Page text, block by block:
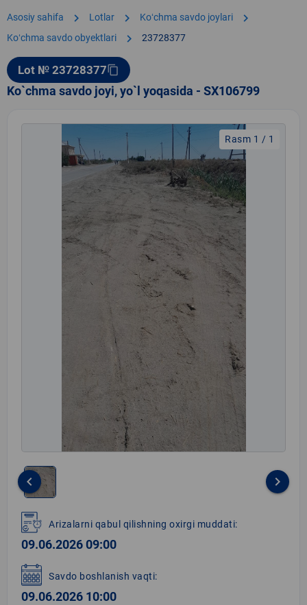
Asosiy sahifa chevron_right Lotlar chevron_right Koʻchma savdo joylari chevron_right
Koʻchma savdo obyektlari chevron_right 23728377
Lot № 23728377content_copy
Ko`chma savdo joyi, yo`l yoqasida - SX106799
Rasm 1 / 1
1
of
1
keyboard_arrow_left keyboard_arrow_right
Arizalarni qabul qilishning oxirgi muddati:
09.06.2026 09:00
Savdo boshlanish vaqti:
09.06.2026 10:00